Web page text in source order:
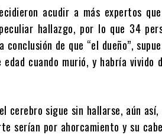
acudir a más expertos
hallazgo, por lo que 34
de que “el dueño”,
cuando murió, y habría vivido
cerebro sigue sin hallarse, aún así,
serían por ahorcamiento y su